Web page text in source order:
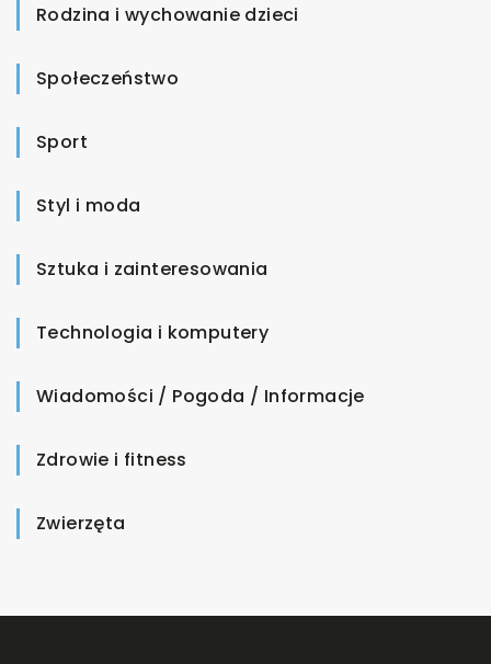
Rodzina i wychowanie dzieci
Społeczeństwo
Sport
Styl i moda
Sztuka i zainteresowania
Technologia i komputery
Wiadomości / Pogoda / Informacje
Zdrowie i fitness
Zwierzęta